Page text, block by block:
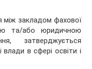
між закладом фахової
та/або юридичною
затверджується
в сфері освіти і